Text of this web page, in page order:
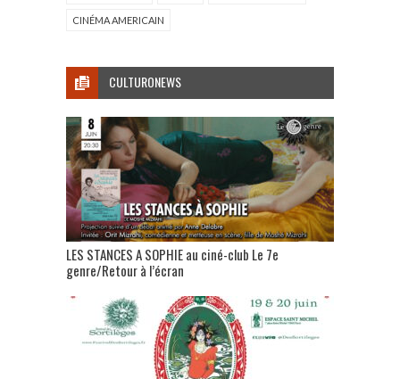
CINÉMA AMERICAIN
CULTURONEWS
LES STANCES A SOPHIE au ciné-club Le 7e
genre/Retour à l’écran